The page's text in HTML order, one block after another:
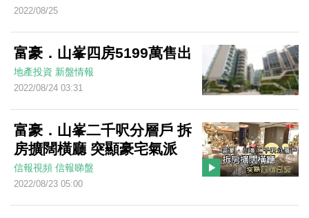
2022/08/25
富豪．山峯四房5199萬售出
地產投資 新盤情報
2022/08/24 03:31
富豪．山峯二千呎分層戶 拆
房擴闊橫廳 突顯豪宅氣派
信報視頻 信報睇盤
2022/08/23 05:00